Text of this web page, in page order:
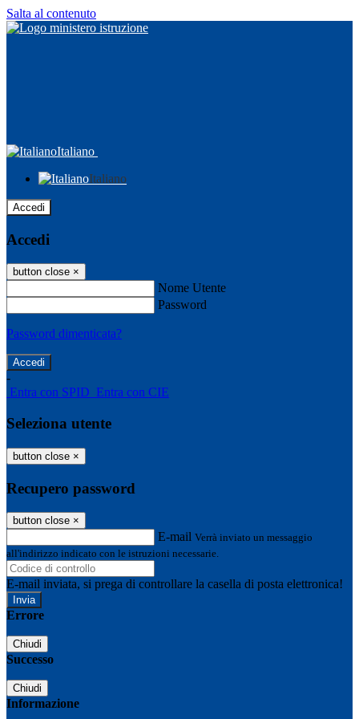
Salta al contenuto
Italiano
Italiano
Accedi
Accedi
button close ×
Nome Utente
Password
Password dimenticata?
-
Entra con SPID Entra con CIE
Seleziona utente
button close ×
Recupero password
button close ×
E-mail Verrà inviato un messaggio
all'indirizzo indicato con le istruzioni necessarie.
E-mail inviata, si prega di controllare la casella di posta elettronica!
Errore
Chiudi
Successo
Chiudi
Informazione